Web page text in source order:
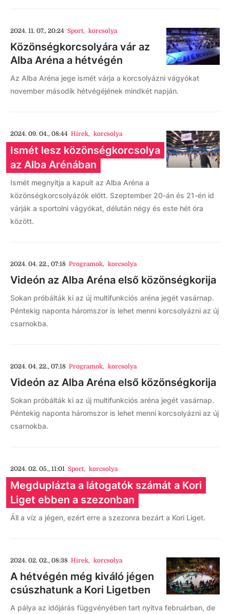
2024. 11. 07., 20:24 Sport, korcsolya
Közönségkorcsolyára vár az
Alba Aréna a hétvégén
Az Alba Aréna jege ismét várja a korcsolyázni vágyókat
november második hétvégéjének mindkét napján.
2024. 09. 04., 08:44 Hírek, korcsolya
Ismét lesz közönségkorcsolya
az Alba Arénában
Ismét megnyitja a kapuit az Alba Aréna a
közönségkorcsolyázók előtt. Szeptember 20-án és 21-én id
várják a sportolni vágyókat, délután négy és este hét óra
között.
2024. 04. 22., 07:18 Programok, korcsolya
Videón az Alba Aréna első közönségkorija
Sokan próbálták ki az új multifunkciós aréna jegét vasárnap.
Péntekig naponta háromszor is lehet menni korcsolyázni az új
csarnokba.
2024. 04. 22., 07:18 Programok, korcsolya
Videón az Alba Aréna első közönségkorija
Sokan próbálták ki az új multifunkciós aréna jegét vasárnap.
Péntekig naponta háromszor is lehet menni korcsolyázni az új
csarnokba.
2024. 02. 05., 11:01 Sport, korcsolya
Megduplázta a látogatók számát a Kori
Liget ebben a szezonban
Áll a víz a jégen, ezért erre a szezonra bezárt a Kori Liget.
2024. 02. 02., 08:38 Hírek, korcsolya
A hétvégén még kiváló jégen
csúszhatunk a Kori Ligetben
A pálya az időjárás függvényében tart nyitva februárban, de